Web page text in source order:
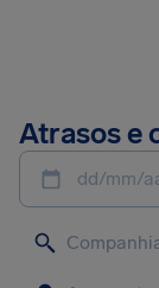
Atrasos e
dd/mm/